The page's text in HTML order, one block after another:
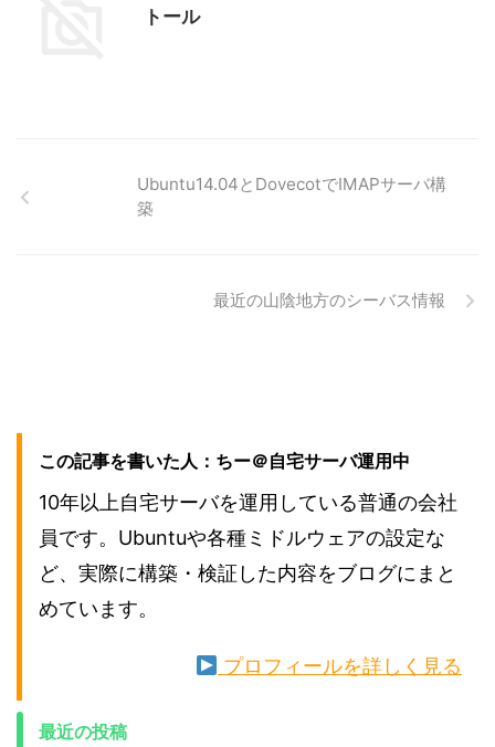
トール
Ubuntu14.04とDovecotでIMAPサーバ構
築
最近の山陰地方のシーバス情報
この記事を書いた人：ちー＠自宅サーバ運用中
10年以上自宅サーバを運用している普通の会社
員です。Ubuntuや各種ミドルウェアの設定な
ど、実際に構築・検証した内容をブログにまと
めています。
プロフィールを詳しく見る
最近の投稿